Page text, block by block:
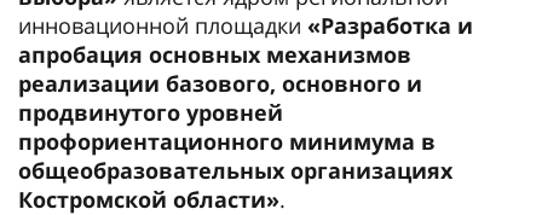
инновационной площадки «Разработка и
апробация основных механизмов
реализации базового, основного и
продвинутого уровней
профориентационного минимума в
общеобразовательных организациях
Костромской области».